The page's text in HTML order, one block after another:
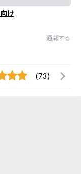
け
通報する
(73)